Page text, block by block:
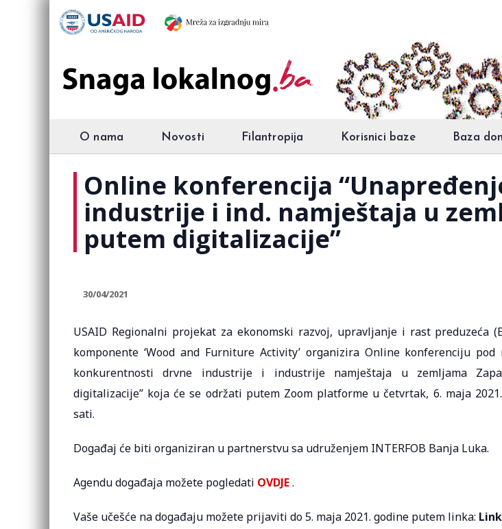
O nama Novosti Filantropija Korisnici baze Baza
Online konferencija
industrije i ind. namještaja u
putem digitalizacije”
30/04/2021
USAID Regionalni projekat za ekonomski razvoj, upravljanje i rast preduzeća
komponente ‘Wood and Furniture Activity’ organizira Online konferenciju pod
konkurentnosti drvne industrije i industrije namještaja u zemljama
digitalizacije” koja će se održati putem Zoom platforme u četvrtak, 6. maja 2021.
sati.
Događaj će biti organiziran u partnerstvu sa udruženjem INTERFOB Banja Luka.
Agendu događaja možete pogledati OVDJE.
Vaše učešće na događaju možete prijaviti do 5. maja 2021. godine putem linka: